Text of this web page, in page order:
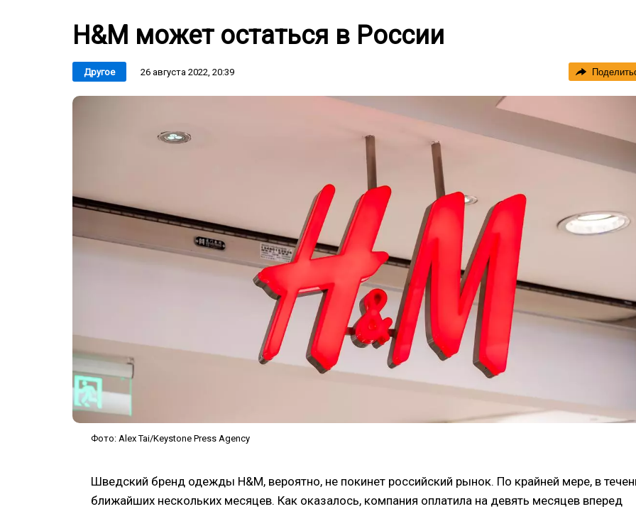
H&M может остаться в России
Другое 26 августа 2022, 20:39
Фото: Alex Tai/Keystone Press Agency
Шведский бренд одежды H&M, вероятно, не покинет российский рынок. По крайней мере, в
ближайших нескольких месяцев. Как оказалось, компания оплатила на девять месяцев вперед